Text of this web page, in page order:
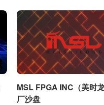
MSL FPGA INC（美时
厂沙盘